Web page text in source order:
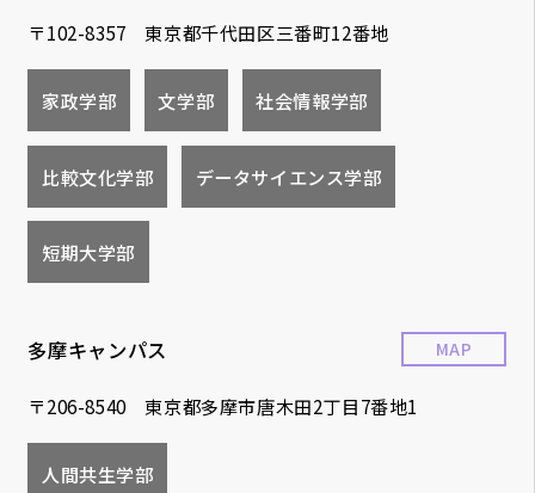
〒102-8357 東京都千代田区三番町12番地
家政学部 文学部 社会情報学部
比較文化学部 データサイエンス学部
短期大学部
多摩キャンパス
〒206-8540 東京都多摩市唐木田2丁目7番地1
MAP
人間共生学部